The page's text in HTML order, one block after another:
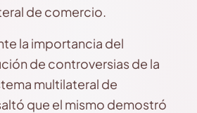
de comercio.
la importancia del
de controversias de la
multilateral de
que el mismo demostró